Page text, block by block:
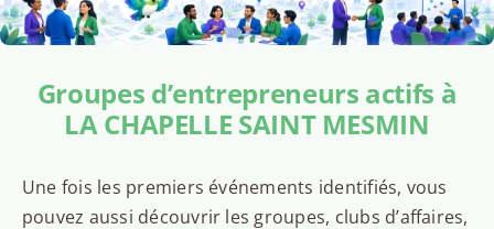
Groupes d’entrepreneurs actifs à
LA CHAPELLE SAINT MESMIN
Une fois les premiers événements identifiés, vous
pouvez aussi découvrir les groupes, clubs d’affaires,